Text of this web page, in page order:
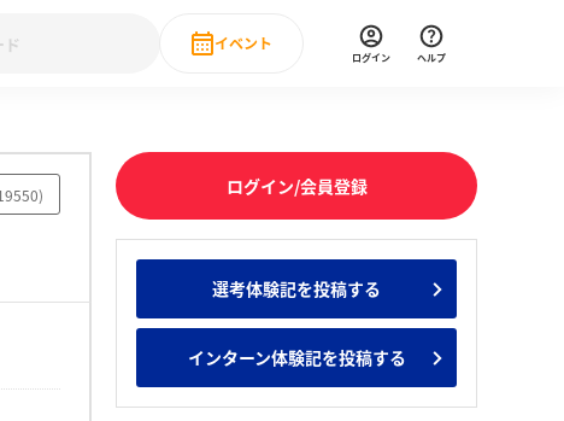
の新卒就職人気企業ランキング みんなのインターン人気企業ランキ
卒 IT・DX現場社員インタビュー
イベント
直近のイベント一覧
ログイン ヘルプ
) ログイン/会員登録
選考体験記を投稿する
インターン体験記を投稿する